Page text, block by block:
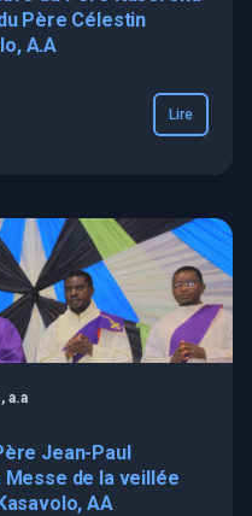
Père Célestin
A.A
Lire
a.a
Jean-Paul
Messe de la veillée
AA